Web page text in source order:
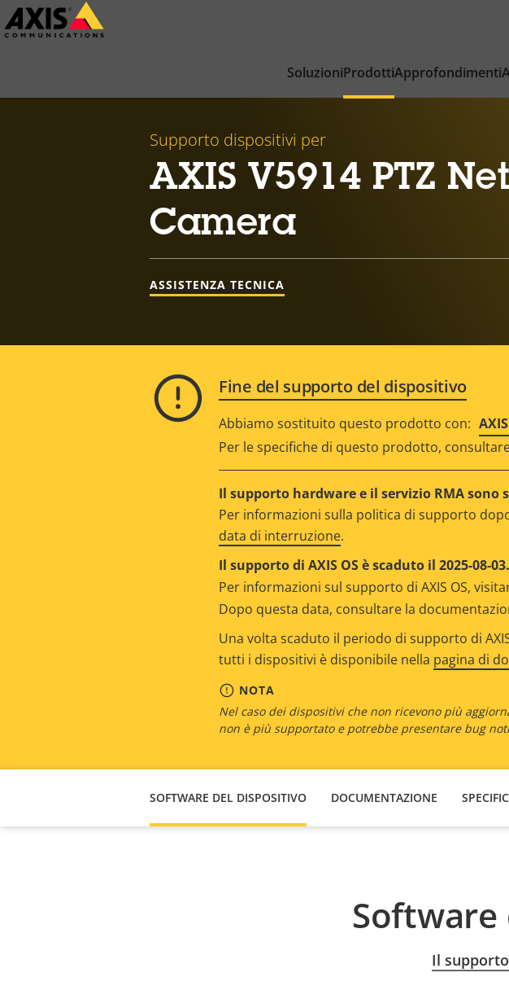
Salta
al
SoluzioniProdottiApprofondimenti
Supporto dispositivi per
AXIS V5914 PTZ
Camera
ASSISTENZA TECNICA
Fine del supporto del dispositivo
Abbiamo sostituito questo prodotto con:
Per le specifiche di questo prodotto,
Il supporto hardware e il servizio RMA sono
Per informazioni sulla politica di supporto
data di interruzione.
Il supporto di AXIS OS è scaduto il 2025-08-03.
Per informazioni sul supporto di AXIS OS,
Dopo questa data, consultare la
Una volta scaduto il periodo di supporto di
tutti i dispositivi è disponibile nella pagina di
NOTA
Nel caso dei dispositivi che non ricevono più
non è più supportato e potrebbe presentare bug
SOFTWARE DEL DISPOSITIVO DOCUMENTAZIONE
Il supporto